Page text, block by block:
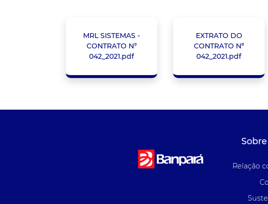
MRL SISTEMAS -
CONTRATO N°
042_2021.pdf
EXTRATO DO
CONTRATO Nº
042_2021.pdf
Relação